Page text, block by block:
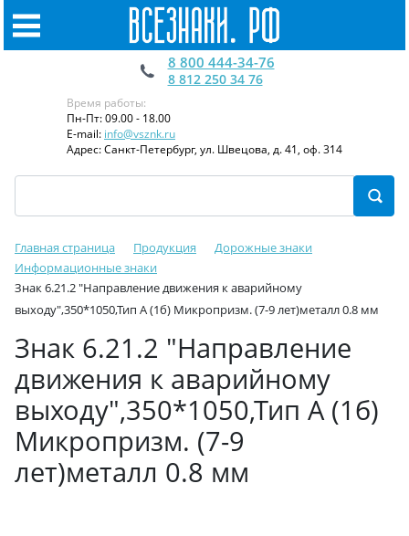
8 800 444-34-76
8 812 250 34 76
Время работы:
Пн-Пт: 09.00 - 18.00
E-mail: info@vsznk.ru
Адрес: Санкт-Петербург, ул. Швецова, д. 41, оф. 314
Главная страница Продукция
Дорожные знаки
Информационные знаки
Знак 6.21.2 "Направление движения к аварийному
выходу",350*1050,Тип А (1б) Микропризм. (7-9 лет)металл 0.8 мм
Знак 6.21.2 "Направление
движения к аварийному
выходу",350*1050,Тип А (1б)
Микропризм. (7-9
лет)металл 0.8 мм